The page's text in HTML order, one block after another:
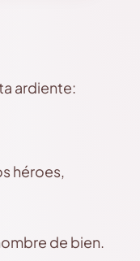
ardiente:
héroes,
de bien.